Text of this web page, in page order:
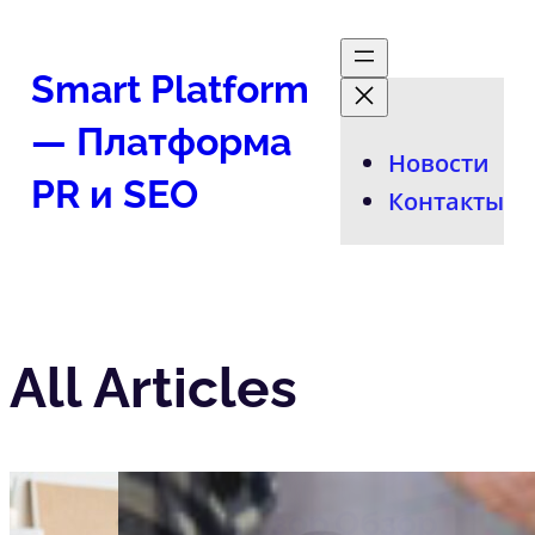
содержимому
Smart Platform
— Платформа
PR и SEO
Новости
Контакты
All Articles
Обзор